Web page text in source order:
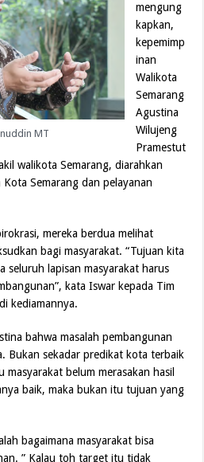
MT
mengung
kapkan,
kepemimp
inan
Walikota
Semarang
Agustina
Wilujeng
Pramestut
walikota Semarang, diarahkan
Semarang dan pelayanan
mereka berdua melihat
bagi masyarakat. “Tujuan kita
seluruh lapisan masyarakat harus
kata Iswar kepada Tim
kediamannya.
bahwa masalah pembangunan
Bukan sekadar predikat kota terbaik
masyarakat belum merasakan hasil
baik, maka bukan itu tujuan yang
bagaimana masyarakat bisa
” Kalau toh target itu tidak